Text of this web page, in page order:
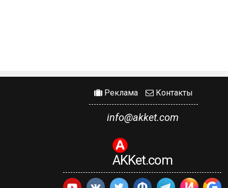
Реклама Контакты
info@akket.com
AKKet.com